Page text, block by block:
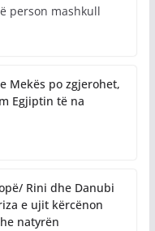
person mashkull
Mekës po zgjerohet,
Egjiptin të na
Rini dhe Danubi
e ujit kërcënon
natyrën